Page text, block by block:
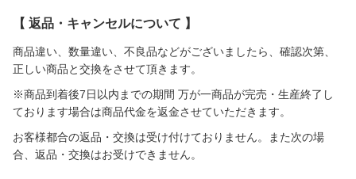
【 返品・キャンセルについて 】
商品違い、数量違い、不良品などがございましたら、確認次第、
正しい商品と交換をさせて頂きます。
※商品到着後7日以内までの期間 万が一商品が完売・生産終了し
ております場合は商品代金を返金させていただきます。
お客様都合の返品・交換は受け付けておりません。また次の場
合、返品・交換はお受けできません。